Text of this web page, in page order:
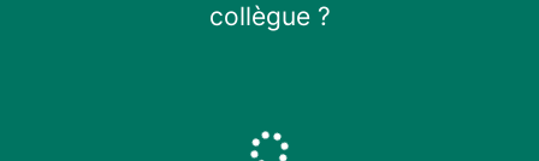
collègue ?